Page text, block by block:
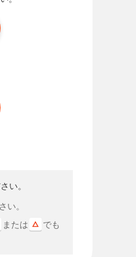
い。
い。
または
でも